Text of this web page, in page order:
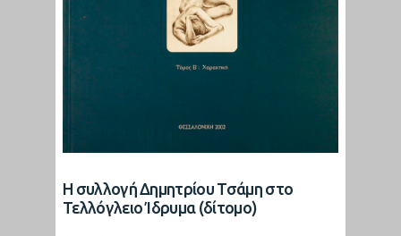
Η συλλογή Δημητρίου Τσάμη στο
Τελλόγλειο Ίδρυμα (δίτομο)